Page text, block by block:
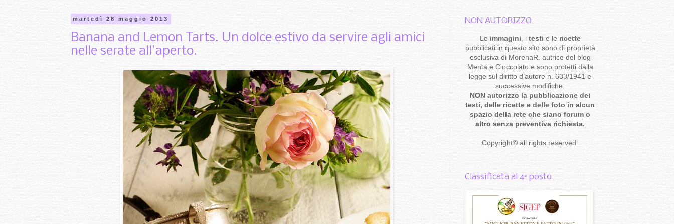
martedì 28 maggio 2013
Banana and Lemon Tarts. Un dolce estivo da servire agli amici
nelle serate all'aperto.
NON AUTORIZZO
Le immagini , i testi e le ricette
pubblicati in questo sito sono di proprietà
esclusiva di MorenaR. autrice del blog
Menta e Cioccolato e sono protetti dalla
legge sul diritto d’autore n. 633/1941 e
successive modifiche.
NON autorizzo la pubblicazione dei
testi, delle ricette e delle foto in alcun
spazio della rete che siano forum o
altro senza preventiva richiesta.
Copyright© all rights reserved
Classificata al 4° posto